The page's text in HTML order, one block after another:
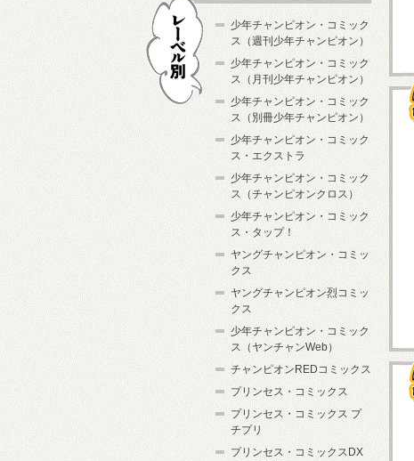
少年チャンピオン・コミック
ス（週刊少年チャンピオン）
少年チャンピオン・コミック
ス（月刊少年チャンピオン）
少年チャンピオン・コミック
ス（別冊少年チャンピオン）
少年チャンピオン・コミック
ス・エクストラ
少年チャンピオン・コミック
ス（チャンピオンクロス）
少年チャンピオン・コミック
ス・タップ！
ヤングチャンピオン・コミッ
クス
ヤングチャンピオン烈コミッ
クス
少年チャンピオン・コミック
ス（ヤンチャンWeb）
チャンピオンREDコミックス
プリンセス・コミックス
プリンセス・コミックス プ
チプリ
プリンセス・コミックスDX